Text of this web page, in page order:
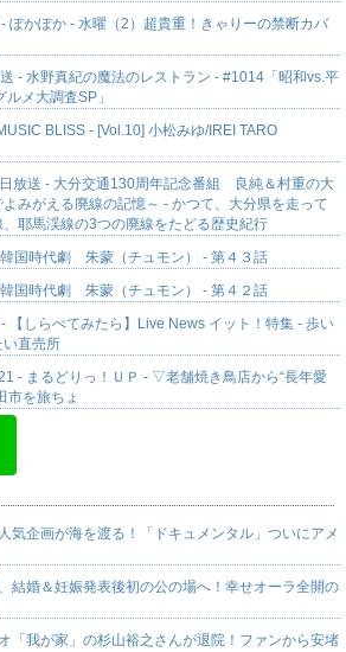
ぽかぽか - 水曜（2）超貴重！きゃりーの禁断カバ
- 水野真紀の魔法のレストラン - #1014「昭和vs.平
メ大調査SP」
BLISS - [Vol.10] 小松みゆ/IREI TARO
放送 - 大分交通130周年記念番組 良純＆村重の大
みがえる廃線の記憶～ - かつて、大分県を走って
耶馬渓線の3つの廃線をたどる歴史紀行
韓国時代劇 朱蒙（チュモン） - 第４３話
韓国時代劇 朱蒙（チュモン） - 第４２話
【しらべてみたら】Live News イット！特集 - 歩い
い直売所
- まるどりっ！ＵＰ - ▽老舗焼き鳥店から“長年愛
市を旅ちょ
気企画が海を渡る！「ドキュメンタル」ついにアメ
結婚＆妊娠発表後初の公の場へ！幸せオーラ全開の
「我が家」の杉山裕之さんが退院！ファンから安堵